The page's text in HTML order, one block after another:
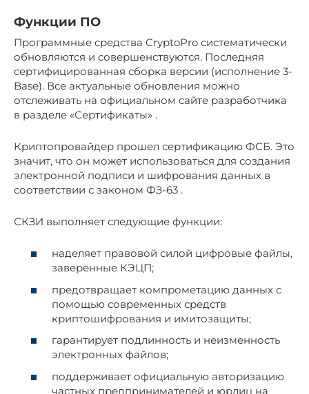
Функции ПО
Программные средства CryptoPro систематически
обновляются и совершенствуются. Последняя
сертифицированная сборка версии (исполнение 3-
Base). Все актуальные обновления можно
отслеживать на официальном сайте разработчика
в разделе «Сертификаты» .
Криптопровайдер прошел сертификацию ФСБ. Это
значит, что он может использоваться для создания
электронной подписи и шифрования данных в
соответствии с законом ФЗ-63 .
СКЗИ выполняет следующие функции:
наделяет правовой силой цифровые файлы,
заверенные КЭЦП;
предотвращает компрометацию данных с
помощью современных средств
криптошифрования и имитозащиты;
гарантирует подлинность и неизменность
электронных файлов;
поддерживает официальную авторизацию
частных предпринимателей и юрлиц на